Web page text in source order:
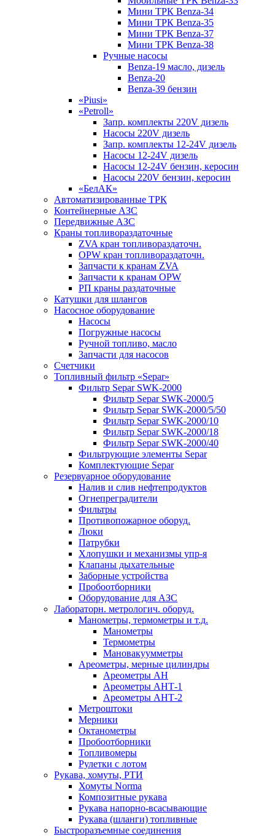
Мини ТРК Benza-34
Мини ТРК Benza-35
Мини ТРК Benza-37
Мини ТРК Benza-38
Ручные насосы
Benza-19 масло, дизель
Benza-20
Benza-39 бензин
«Piusi»
«Petroll»
Запр. комплекты 220V дизель
Насосы 220V дизель
Запр. комплекты 12-24V дизель
Насосы 12-24V дизель
Насосы 12-24V бензин, керосин
Насосы 220V бензин, керосин
«БелАК»
Автоматизированные ТРК
Контейнерные АЗС
Передвижные АЗС
Краны топливораздаточные
ZVA кран топливораздаточн.
OPW кран топливораздаточн.
Запчасти к кранам ZVA
Запчасти к кранам OPW
РП краны раздаточные
Катушки для шлангов
Насосное оборудование
Насосы
Погружные насосы
Ручной топливо, масло
Запчасти для насосов
Счетчики
Топливный фильтр «Separ»
Фильтр Separ SWK-2000
Фильтр Separ SWK-2000/5
Фильтр Separ SWK-2000/5/50
Фильтр Separ SWK-2000/10
Фильтр Separ SWK-2000/18
Фильтр Separ SWK-2000/40
Фильтрующие элементы Separ
Комплектующие Separ
Резервуарное оборудование
Налив и слив нефтепродуктов
Огнепреградители
Фильтры
Противопожарное оборуд.
Люки
Патрубки
Хлопушки и механизмы упр-я
Клапаны дыхательные
Заборные устройства
Пробоотборники
Оборудование для АЗС
Лабораторн. метрологич. оборуд.
Манометры, термометры и т.д.
Манометры
Термометры
Мановакуумметры
Ареометры, мерные цилиндры
Ареометры АН
Ареометры АНТ-1
Ареометры АНТ-2
Метроштоки
Мерники
Октанометры
Пробоотборники
Топливомеры
Рулетки с лотом
Рукава, хомуты, РТИ
Хомуты Norma
Композитные рукава
Рукава напорно-всасывающие
Рукава (шланги) топливные
Быстроразъемные соединения